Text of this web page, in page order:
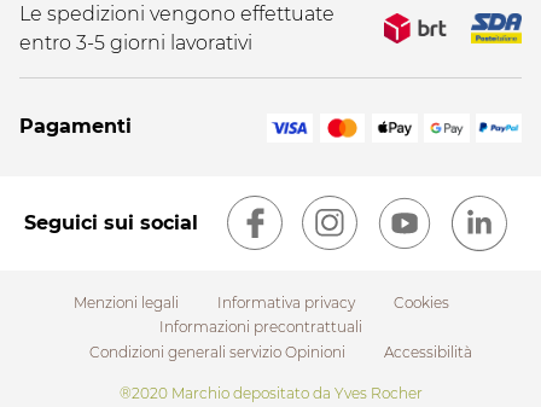
Le spedizioni vengono effettuate
entro 3-5 giorni lavorativi
Pagamenti
Seguici sui social
Footer
Menzioni legali Informativa privacy
Cookies
Informazioni precontrattuali
Condizioni generali servizio Opinioni
Accessibilità
®2020 Marchio depositato da Yves Rocher